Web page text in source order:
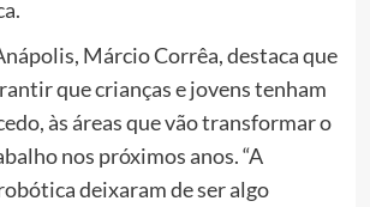
Márcio Corrêa, destaca que
que crianças e jovens tenham
às áreas que vão transformar o
nos próximos anos. “A
deixaram de ser algo